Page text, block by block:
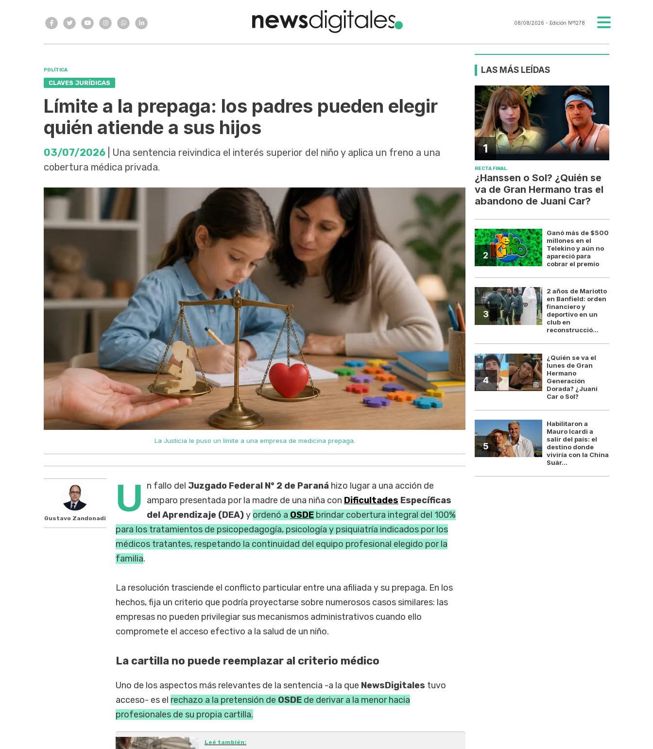
08/08/2026 - Edición Nº1278
POLÍTICA
CLAVES JURÍDICAS
Límite a la prepaga: los padres pueden elegir
quién atiende a sus hijos
03/07/2026 | Una sentencia reivindica el interés superior del niño y aplica un freno a una
cobertura médica privada.
La Justicia le puso un límite a una empresa de medicina prepaga. La Justicia le puso un
Gustavo Zandonadi U n fallo del Juzgado Federal N° 2 de Paraná hizo lugar a una acción de
amparo presentada por la madre de una niña con Dificultades Específicas
del Aprendizaje (DEA)y ordenó a OSDEbrindar cobertura integral del 100%
para los tratamientos de psicopedagogía, psicología y psiquiatría indicados por los
médicos tratantes, respetando la continuidad del equipo profesional elegido por la
familia.
La resolución trasciende el conflicto particular entre una afiliada y su prepaga. En los
hechos, fija un criterio que podría proyectarse sobre numerosos casos similares: las
empresas no pueden privilegiar sus mecanismos administrativos cuando ello
compromete el acceso efectivo a la salud de un niño.
La cartilla no puede reemplazar al criterio médico
Uno de los aspectos más relevantes de la sentencia -a la que NewsDigitales tuvo
acceso- es el rechazo a la pretensión de OSDEde derivar a la menor hacia
profesionales de su propia cartilla.
Leé también:
LAS MÁS LEÍDAS
1
RECTA FINAL
¿Hanssen o Sol? ¿Quién se
va de Gran Hermano tras el
abandono de Juani Car?
2
Ganó más de $500
millones en el
Telekino y aún no
apareció para
cobrar el premio
3
2 años de Mariotto
en Banfield: orden
financiero y
deportivo en un
club en
reconstrucció...
4
¿Quién se va el
lunes de Gran
Hermano
Generación
Dorada? ¿Juani
Car o Sol?
5
Habilitaron a
Mauro Icardi a
salir del país: el
destino donde
viviría con la China
Suár...